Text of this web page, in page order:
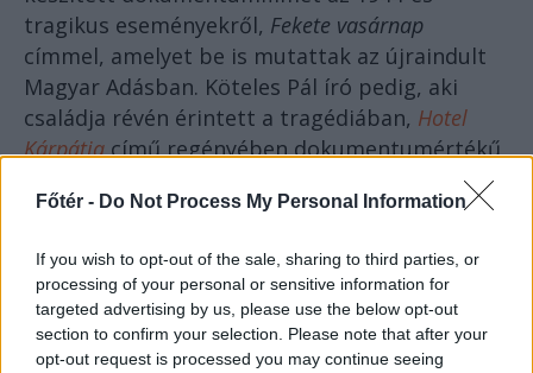
Főtér - Do Not Process My Personal Information
If you wish to opt-out of the sale, sharing to third parties, or
processing of your personal or sensitive information for
targeted advertising by us, please use the below opt-out
section to confirm your selection. Please note that after your
opt-out request is processed you may continue seeing
tragikus eseményekről, Fekete vasárnap
címmel, amelyet be is mutattak az újraindult
Magyar Adásban. Köteles Pál író pedig, aki
családja révén érintett a tragédiában, Hotel
Kárpátiacímű regényében dokumentumértékű
hűséggel számol be a gyantai „hideg napokról”.